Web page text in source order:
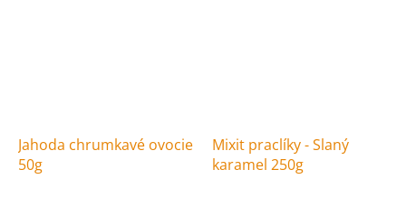
Jahoda chrumkavé ovocie
50g
Mixit praclíky - Slaný
karamel 250g